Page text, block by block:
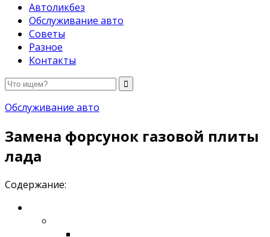
Автоликбез
Обслуживание авто
Советы
Разное
Контакты
Обслуживание авто
Замена форсунок газовой плиты
лада
Содержание: